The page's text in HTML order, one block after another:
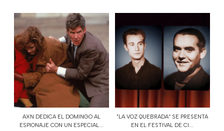
AXN DEDICA EL DOMINGO AL
ESPIONAJE CON UN ESPECIAL...
"LA VOZ QUEBRADA“ SE PRESENTA
EN EL FESTIVAL DE CI...